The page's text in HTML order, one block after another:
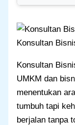
Konsultan
Konsultan
UMKM dan
menentukan
tumbuh tapi
berjalan tanpa